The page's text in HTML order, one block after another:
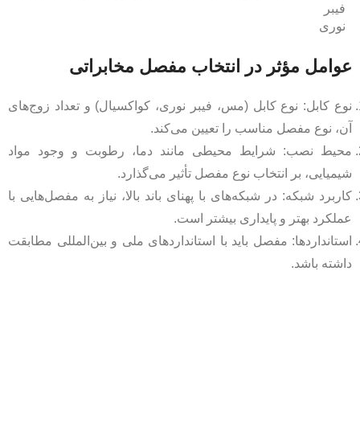
فیبر
نوری
عوامل مؤثر در انتخاب مفصل مخابراتی
نوع کابل: نوع کابل (مس، فیبر نوری، کواکسیال) و تعداد زوج‌های
آن، نوع مفصل مناسب را تعیین می‌کند.
محیط نصب: شرایط محیطی مانند دما، رطوبت و وجود مواد
شیمیایی، بر انتخاب نوع مفصل تأثیر می‌گذارد.
کاربرد شبکه: در شبکه‌های با پهنای باند بالا، نیاز به مفصل‌هایی با
عملکرد بهتر و پایداری بیشتر است.
استانداردها: مفصل باید با استانداردهای ملی و بین‌المللی مطابقت
داشته باشد.